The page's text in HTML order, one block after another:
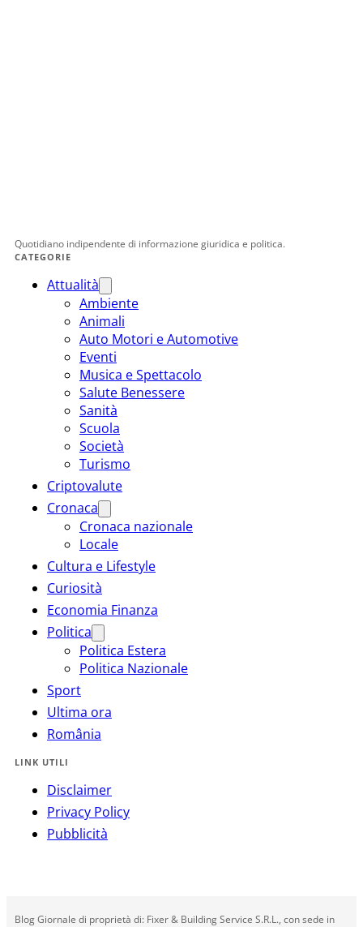
Quotidiano indipendente di informazione giuridica e politica.
CATEGORIE
Attualità
Ambiente
Animali
Auto Motori e Automotive
Eventi
Musica e Spettacolo
Salute Benessere
Sanità
Scuola
Società
Turismo
Criptovalute
Cronaca
Cronaca nazionale
Locale
Cultura e Lifestyle
Curiosità
Economia Finanza
Politica
Politica Estera
Politica Nazionale
Sport
Ultima ora
România
LINK UTILI
Disclaimer
Privacy Policy
Pubblicità
Blog Giornale di proprietà di: Fixer & Building Service S.R.L., con sede in